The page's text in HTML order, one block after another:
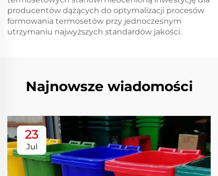
producentów dążących do optymalizacji procesów
formowania termosetów przy jednoczesnym
utrzymaniu najwyższych standardów jakości.
Najnowsze wiadomości
23
Jul